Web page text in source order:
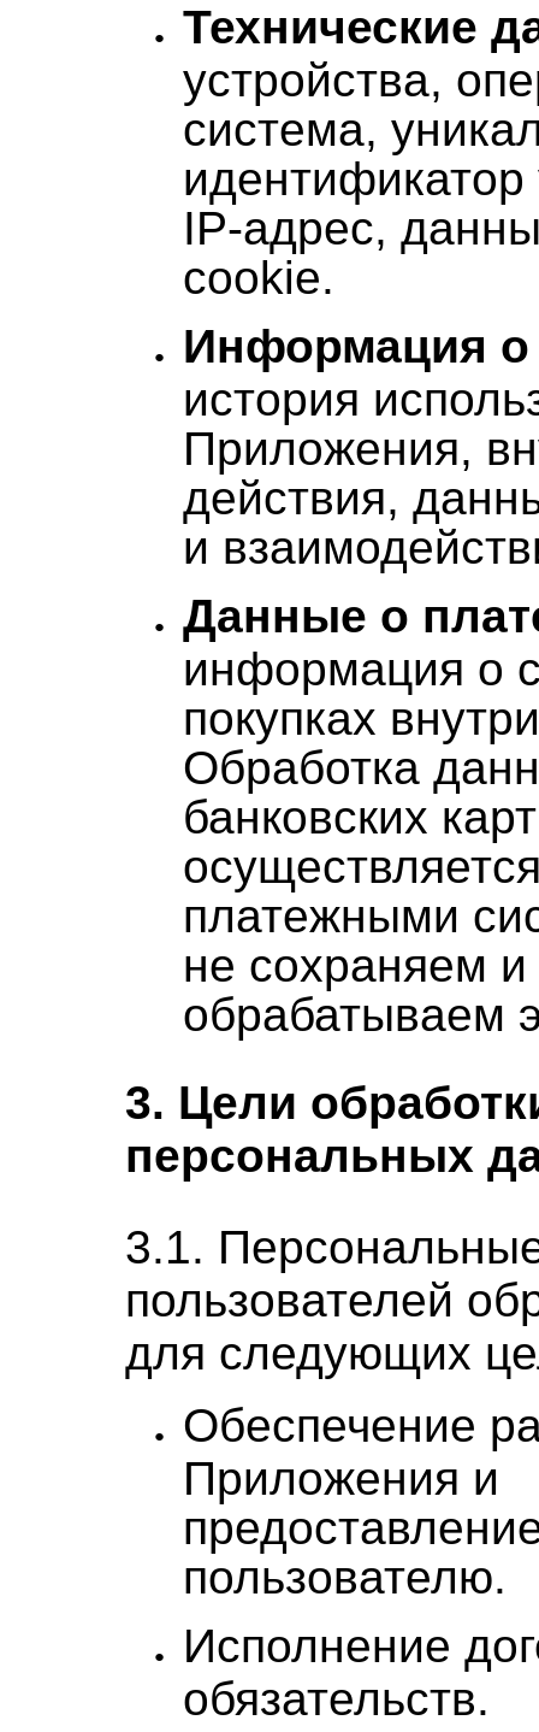
Технические
устройства,
система,
идентификатор
IP-адрес,
cookie.
Информация о
история
Приложения,
действия,
и
Данные о
информация о
покупках
Обработка
банковских карт
платежными
не сохраняем и
обрабатываем
3. Цели
персональных
3.1.
пользователей
для следующих
Обеспечение
Приложения и
пользователю.
Исполнение
обязательств.